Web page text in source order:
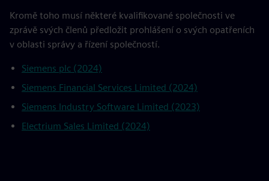
Kromě toho musí některé kvalifikované společnosti ve
zprávě svých členů předložit prohlášení o svých opatřeních
v oblasti správy a řízení společností.
Siemens plc (2024)
Siemens Financial Services Limited (2024)
Siemens Industry Software Limited (2023)
Electrium Sales Limited (2024)